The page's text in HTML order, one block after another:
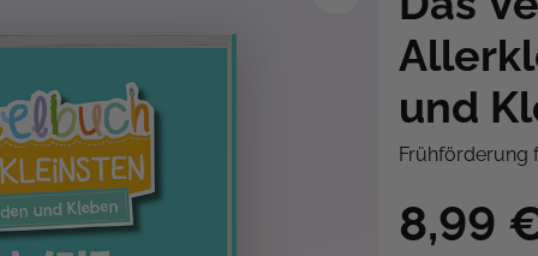
und
Frühförderung
8,99